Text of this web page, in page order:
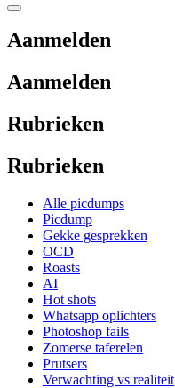
Aanmelden
Aanmelden
Rubrieken
Rubrieken
Alle picdumps
Picdump
Gekke gesprekken
OCD
Roasts
AI
Hot shots
Whatsapp oplichters
Photoshop fails
Zomerse taferelen
Prutsers
Verwachting vs realiteit